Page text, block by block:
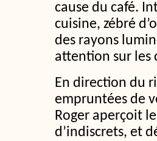
cause du café.
cuisine, zébré
des rayons
attention sur les
En direction du
empruntées de
Roger aperçoit
d’indiscrets, et